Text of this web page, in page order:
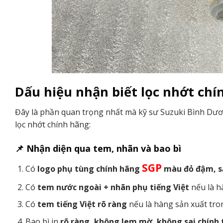
Dấu hiệu nhận biết lọc nhớt
Đây là phần quan trọng nhất mà kỹ sư Suzuki Bình
lọc nhớt chính hãng:
📌 Nhận diện qua tem, nhãn và bao bì
Có logo phụ tùng chính hãng SGPmàu đỏ đậm,
Có tem nước ngoài + nhãn phụ tiếng Việt nếu là
Có tem tiếng Việt rõ ràng nếu là hàng sản xuất